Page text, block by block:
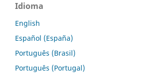
Idioma
English
Español (España)
Português (Brasil)
Português (Portugal)